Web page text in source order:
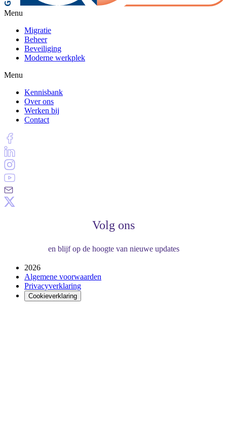
Menu
Migratie
Beheer
Beveiliging
Moderne werkplek
Menu
Kennisbank
Over ons
Werken bij
Contact
Volg ons
en blijf op de hoogte van nieuwe updates
2026
Algemene voorwaarden
Privacyverklaring
Cookieverklaring